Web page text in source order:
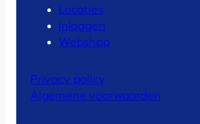
Locaties
Inloggen
Webshop
Privacy policy
Algemene voorwaarden